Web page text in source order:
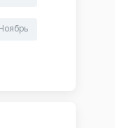
Ноябрь